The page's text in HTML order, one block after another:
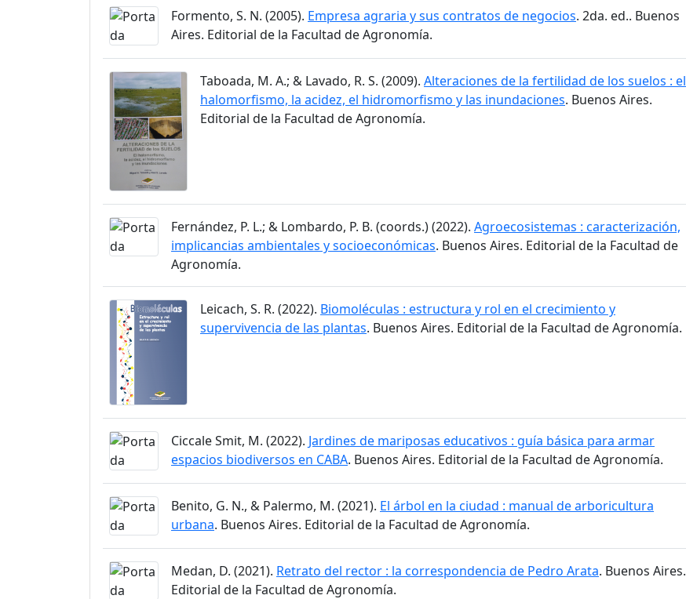
Formento, S. N. (2005). Empresa agraria y sus contratos de negocios. 2da. ed.. Buenos
Aires. Editorial de la Facultad de Agronomía.
Taboada, M. A.; & Lavado, R. S. (2009). Alteraciones de la fertilidad de los suelos : el
halomorfismo, la acidez, el hidromorfismo y las inundaciones. Buenos Aires.
Editorial de la Facultad de Agronomía.
Fernández, P. L.; & Lombardo, P. B. (coords.) (2022). Agroecosistemas : caracterización,
implicancias ambientales y socioeconómicas. Buenos Aires. Editorial de la Facultad de
Agronomía.
Leicach, S. R. (2022). Biomoléculas : estructura y rol en el crecimiento y
supervivencia de las plantas. Buenos Aires. Editorial de la Facultad de Agronomía.
Ciccale Smit, M. (2022). Jardines de mariposas educativos : guía básica para armar
espacios biodiversos en CABA. Buenos Aires. Editorial de la Facultad de Agronomía.
Benito, G. N., & Palermo, M. (2021). El árbol en la ciudad : manual de arboricultura
urbana. Buenos Aires. Editorial de la Facultad de Agronomía.
Medan, D. (2021). Retrato del rector : la correspondencia de Pedro Arata. Buenos Aires.
Editorial de la Facultad de Agronomía.